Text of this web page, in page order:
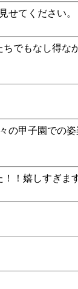
せてください。
でもなし得な
の甲子園での姿
！嬉しすぎます